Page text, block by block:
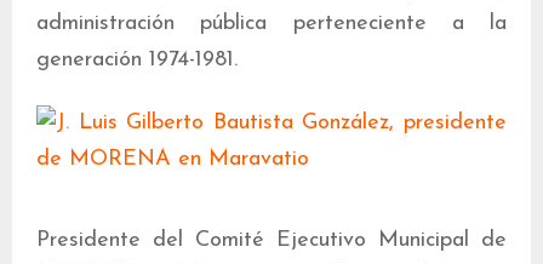
administración pública perteneciente a la
generación 1974-1981.
Presidente del Comité Ejecutivo Municipal de